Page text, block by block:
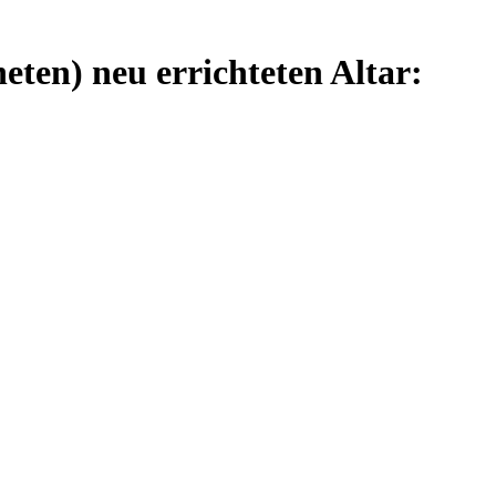
neu errichteten Altar: